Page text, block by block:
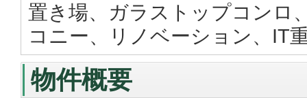
置き場、ガラストップコンロ
コニー、リノベーション、IT
物件概要